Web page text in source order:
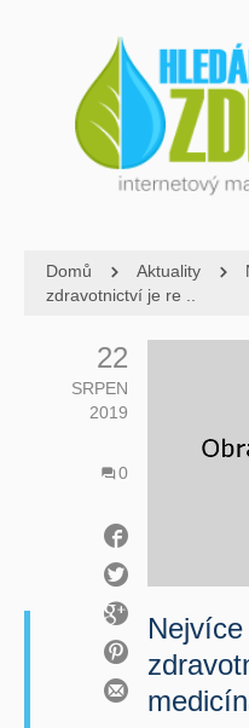
Domů Aktuality
zdravotnictví je re ..
22
SRPEN
2019
0